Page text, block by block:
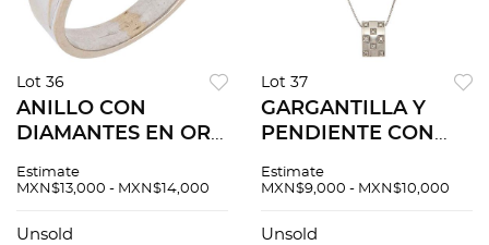
Lot 36
ANILLO CON
DIAMANTES EN ORO
Diamantes corte
Peso: 6.5 g. Talla: 7 ¾
Estimate
MXN$13,000 - MXN$14,000
Unsold
Lot 37
GARGANTILLA Y
PENDIENTE CON
BLANCO DE 18K.
brillante ~0.25 ct
Estimate
MXN$9,000 - MXN$10,000
Unsold